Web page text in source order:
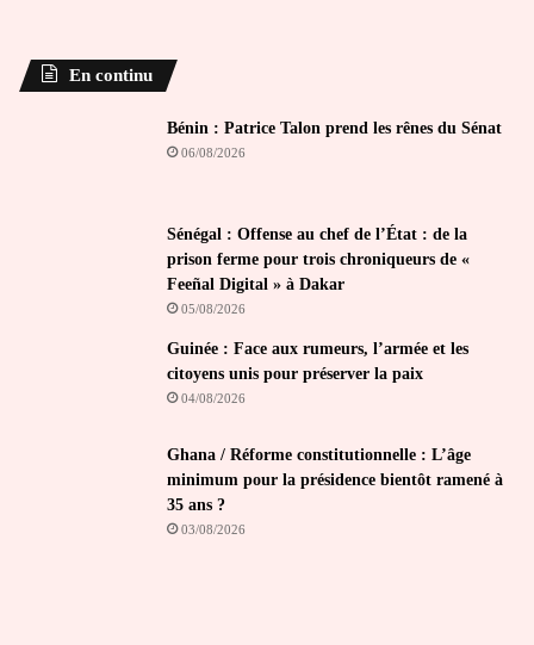
En continu
Bénin : Patrice Talon prend les rênes du Sénat
06/08/2026
Sénégal : Offense au chef de l’État : de la
prison ferme pour trois chroniqueurs de «
Feeñal Digital » à Dakar
05/08/2026
Guinée : Face aux rumeurs, l’armée et les
citoyens unis pour préserver la paix
04/08/2026
Ghana / Réforme constitutionnelle : L’âge
minimum pour la présidence bientôt ramené à
35 ans ?
03/08/2026